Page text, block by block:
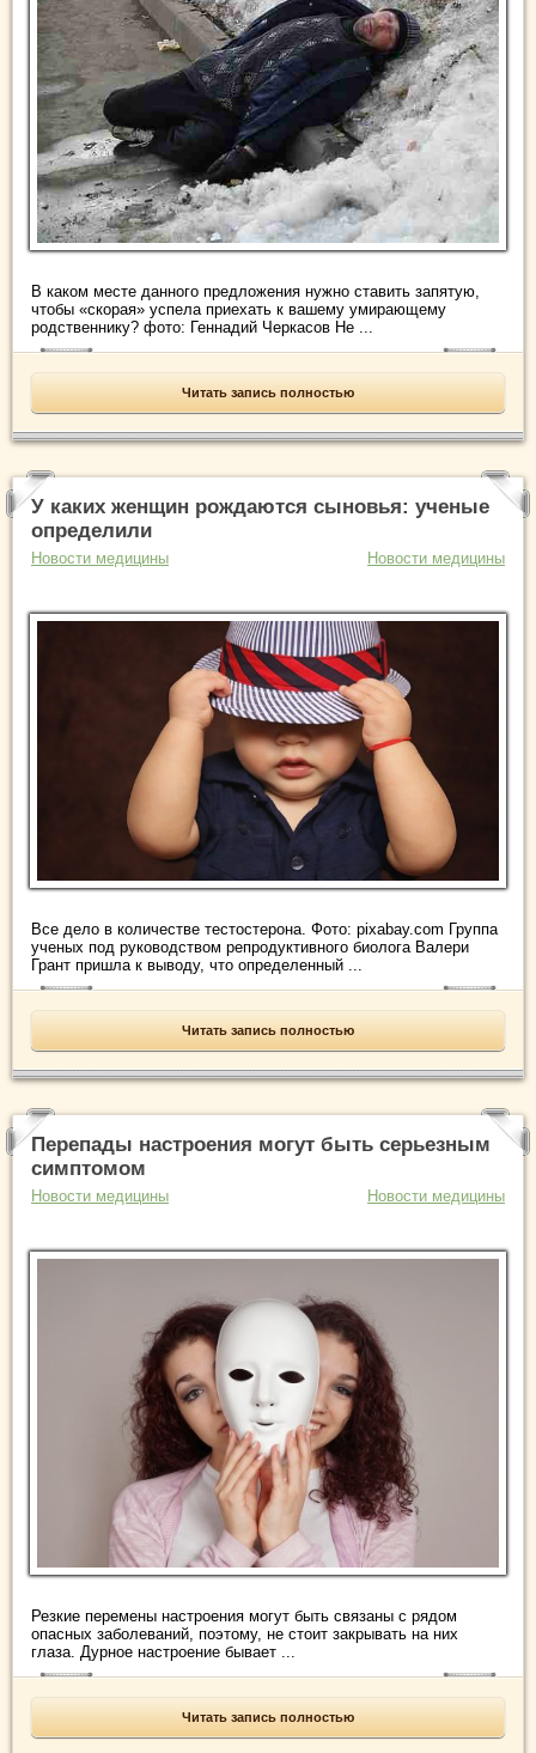
В каком месте данного предложения нужно ставить запятую,
чтобы «скорая» успела приехать к вашему умирающему
родственнику? фото: Геннадий Черкасов Не ...
Читать запись полностью
У каких женщин рождаются сыновья: ученые
определили
Новости медицины Новости медицины
Все дело в количестве тестостерона. Фото: pixabay.com Группа
ученых под руководством репродуктивного биолога Валери
Грант пришла к выводу, что определенный ...
Читать запись полностью
Перепады настроения могут быть серьезным
симптомом
Новости медицины Новости медицины
Резкие перемены настроения могут быть связаны с рядом
опасных заболеваний, поэтому, не стоит закрывать на них
глаза. Дурное настроение бывает ...
Читать запись полностью